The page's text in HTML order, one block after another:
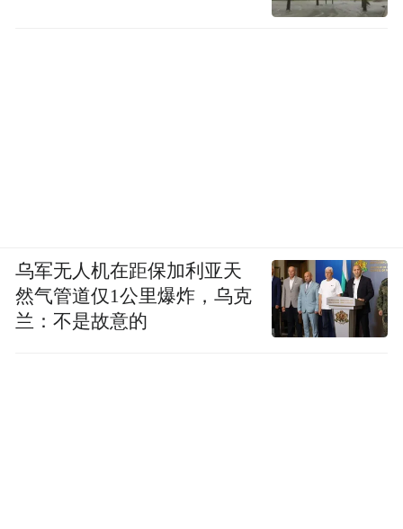
乌军无人机在距保加利亚天
然气管道仅1公里爆炸，乌克
兰：不是故意的